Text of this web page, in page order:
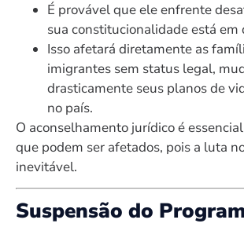
É provável que ele enfrente
sua constitucionalidade está em
Isso afetará diretamente as
imigrantes sem status legal,
drasticamente seus planos de
no país.
O aconselhamento jurídico é
que podem ser afetados, pois a luta
inevitável.
Suspensão do